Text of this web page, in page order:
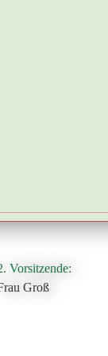
Vorsitzende:
Groß